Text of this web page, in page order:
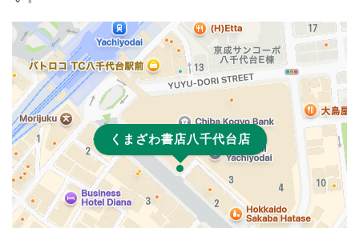
くまざわ書店八千代台店